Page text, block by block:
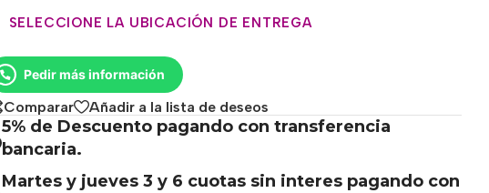
SELECCIONE LA UBICACIÓN DE ENTREGA
Pedir más información
Comparar Añadir a la lista de deseos
5% de Descuento pagando con transferencia
bancaria.
Martes y jueves 3 y 6 cuotas sin interes pagando con